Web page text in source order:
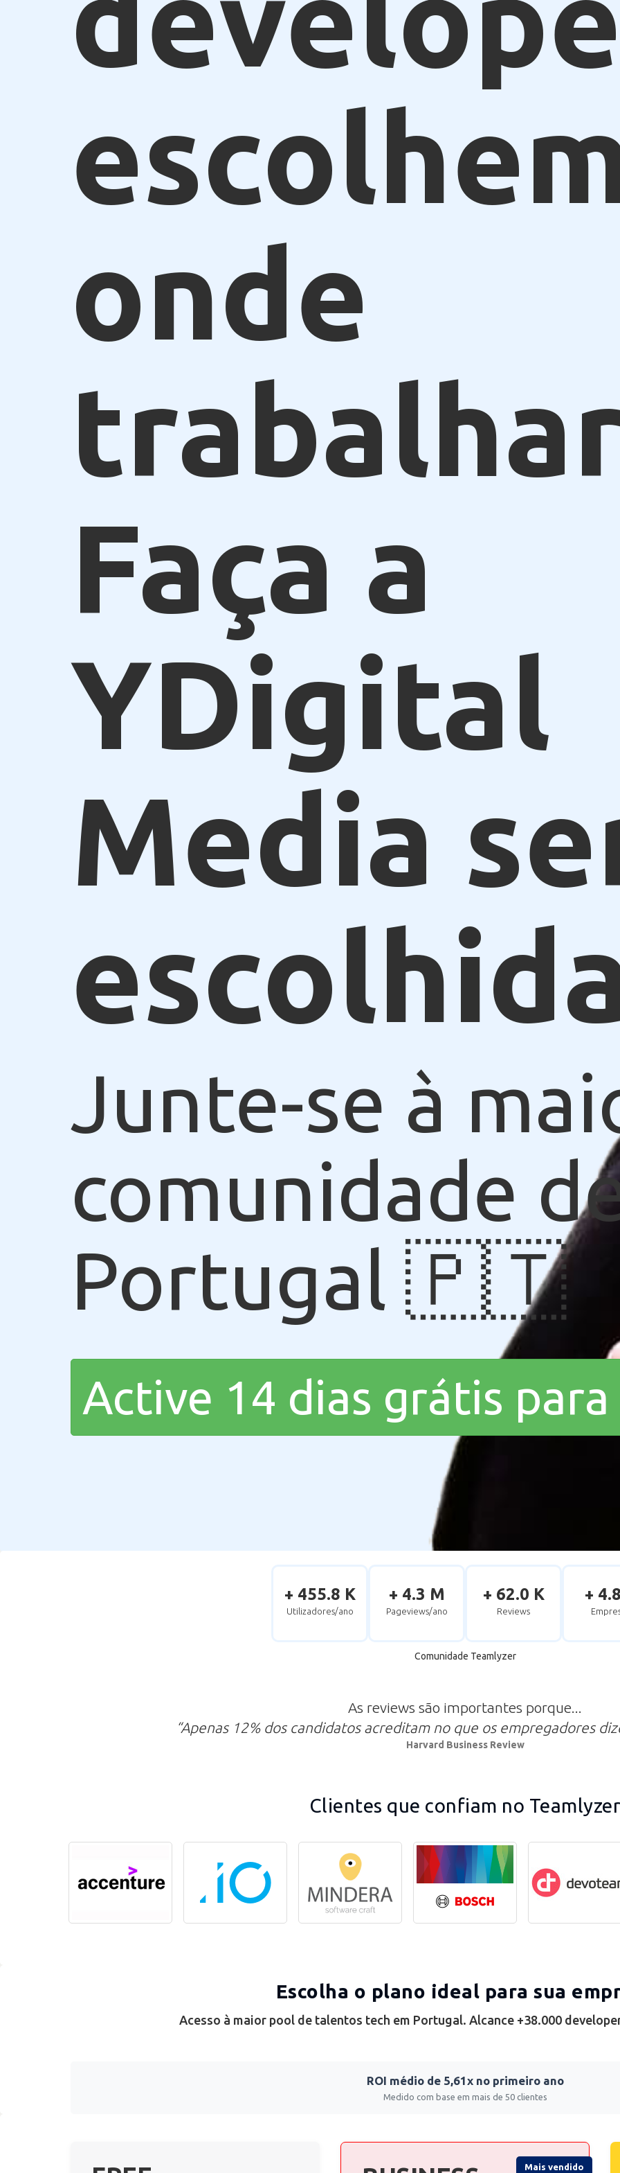
onde
Faça a
YDigital
Media
Junte-se à
comunidade
Portugal 🇵🇹
Active 14 dias grátis
+ 455.8 K
Utilizadores/ano
+ 4.3 M
Pageviews/ano
+ 62.0 K
Reviews
+
Comunidade Teamlyzer
As reviews são importantes porque...
“Apenas 12% dos candidatos acreditam no que os empregadores
Harvard Business Review
Clientes que confiam no
Escolha o plano ideal para sua
Acesso à maior pool de talentos tech em Portugal. Alcance +38.000
ROI médio de 5,61x no primeiro ano
Medido com base em mais de 50 clientes
Mais vendido